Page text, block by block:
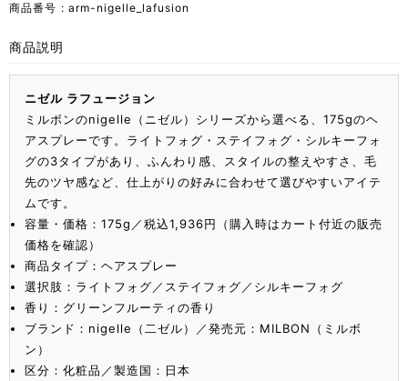
商品番号 arm-nigelle_lafusion
商品説明
ニゼル ラフュージョン
ミルボンのnigelle（ニゼル）シリーズから選べる、175gのヘ
アスプレーです。ライトフォグ・ステイフォグ・シルキーフォ
グの3タイプがあり、ふんわり感、スタイルの整えやすさ、毛
先のツヤ感など、仕上がりの好みに合わせて選びやすいアイテ
ムです。
容量・価格：175g／税込1,936円（購入時はカート付近の販売
価格を確認）
商品タイプ：ヘアスプレー
選択肢：ライトフォグ／ステイフォグ／シルキーフォグ
香り：グリーンフルーティの香り
ブランド：nigelle（二ゼル）／発売元：MILBON（ミルボ
ン）
区分：化粧品／製造国：日本